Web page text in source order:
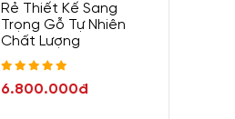
Rẻ Thiết Kế Sang
Trọng Gỗ Tự Nhiên
Chất Lượng
6.800.000đ